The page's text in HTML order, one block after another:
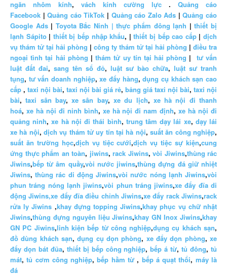
ngăn nhôm kính, vách kính cường lực . Quảng cáo
Facebook |Quảng cáo TikTok | Quảng cáo Zalo Ads |Quảng cáo
Google Ads| Toyota Bắc Ninh | thực phẩm đông lạnh |thiết bị
lạnh Sápito | thiết bị bếp nhập khẩu, |thiết bị bếp cao cấp|dịch
vụ thám tử tại hải phòng | công ty thám tử tại hải phòng | điều tra
ngoại tình tại hải phòng |thám tử uy tín tại hải phòng | tư vấn
luật đất đai, sang tên sổ đỏ, luật sư bào chữa, luật sư tranh
tụng, tư vấn doanh nghiệp,xe đẩy hàng,dụng cụ khách sạn cao
cấp , taxi nội bài, taxi nội bài giá rẻ, bảng giá taxi nội bài, taxi nội
bài,taxi sân bay,xe sân bay,xe du lịch, xe hà nội đi thanh
hoá, xe hà nội đi ninh bình, xe hà nội đi nam định,xe hà nội đi
quảng ninh,xe hà nội đi thái bình, trung tâm dạy lái xe, dạy lái
xe hà nội,dịch vụ thám tử uy tín tại hà nội,suất ăn công nghiệp,
suất ăn trường học,dịch vụ tiệc cưới,dịch vụ tiệc sự kiện,cung
ứng thực phẩm an toàn, jiwins, rack Jiwins, vòi Jiwins,thùng rác
Jiwins,bếp từ âm quầy,vòi nước jiwins,thùng đựng đá giữ nhiệt
Jiwins,thùng rác di động Jiwins,vòi nước nóng lạnh Jiwins,vòi
phun tráng nóng lạnh jiwins,vòi phun tráng jiwins,xe đẩy đĩa di
động Jiwins,xe đẩy đĩa điều chỉnh Jiwins,xe đẩy rack Jiwins,rack
rửa ly Jiwins ,khay đựng topping Jiwins,khay phục vụ chữ nhật
Jiwins,thùng đựng nguyên liệu Jiwins,khay GN Inox Jiwins,khay
GN PC Jiwins,linh kiện bếp từ công nghiệp,dụng cụ khách sạn,
đồ dùng khách sạn,dụng cụ dọn phòng, xe đẩy dọn phòng,xe
đẩy dọn bát đũa, thiết bị bếp công nghiệp,bếp á từ,tủ đông,tủ
mát,tủ cơm công nghiệp,bếp hầm từ , bếp á quạt thổi, máy là
đá